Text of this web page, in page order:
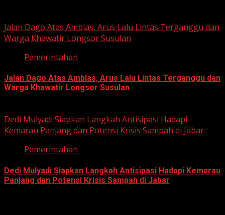
Jalan Dago Atas Amblas, Arus Lalu Lintas Terganggu dan
Warga Khawatir Longsor Susulan
Pemerintahan
Jalan Dago Atas Amblas, Arus Lalu Lintas Terganggu dan
Warga Khawatir Longsor Susulan
Dedi Mulyadi Siapkan Langkah Antisipasi Hadapi
Kemarau Panjang dan Potensi Krisis Sampah di Jabar
Pemerintahan
Dedi Mulyadi Siapkan Langkah Antisipasi Hadapi Kemarau
Panjang dan Potensi Krisis Sampah di Jabar